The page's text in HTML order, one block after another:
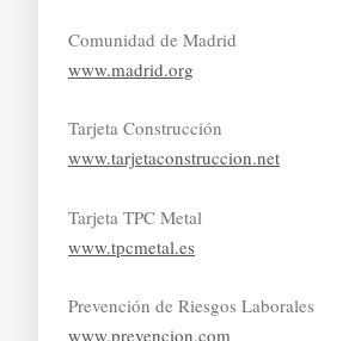
Comunidad de Madrid
www.madrid.org
Tarjeta Construcción
www.tarjetaconstruccion.net
Tarjeta TPC Metal
www.tpcmetal.es
Prevención de Riesgos Laborales
www.prevencion.com